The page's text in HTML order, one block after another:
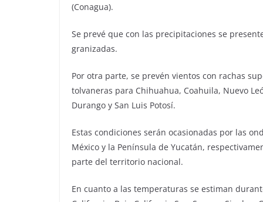
(Conagua).
Se prevé que con las precipitaciones se
granizadas.
Por otra parte, se prevén vientos con rachas
tolvaneras para Chihuahua, Coahuila, Nuevo
Durango y San Luis Potosí.
Estas condiciones serán ocasionadas por las
México y la Península de Yucatán,
parte del territorio nacional.
En cuanto a las temperaturas se estiman